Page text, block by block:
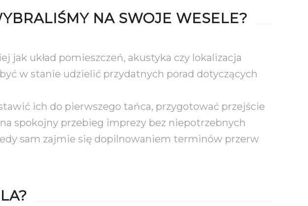
NA SWOJE WESELE?
układ pomieszczeń, akustyka czy lokalizacja
w stanie udzielić przydatnych porad dotyczących
ich do pierwszego tańca, przygotować przejście
spokojny przebieg imprezy bez niepotrzebnych
sam zajmie się dopilnowaniem terminów przerw